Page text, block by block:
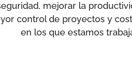
mejorar la
control de proyectos y
en los que estamos